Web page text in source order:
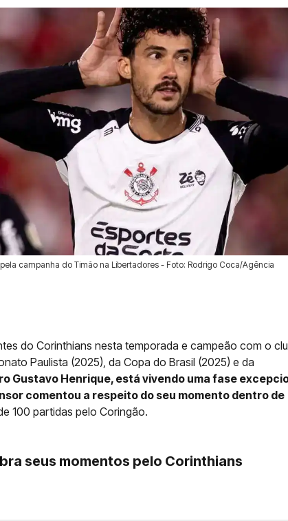
campanha do Timão na Libertadores - Foto: Rodrigo Coca/Agência
do Corinthians nesta temporada e campeão com o
Paulista (2025), da Copa do Brasil (2025) e da
Gustavo Henrique, está vivendo uma fase
comentou a respeito do seu momento dentro de
100 partidas pelo Coringão.
seus momentos pelo Corinthians